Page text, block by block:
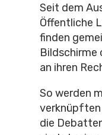
Seit dem
Öffentliche
finden
Bildschirme
an ihren
So werden
die